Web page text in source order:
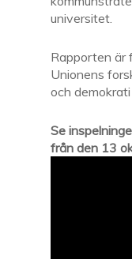
universitet.
Rapporten är
Unionens
och
Se
från den 13